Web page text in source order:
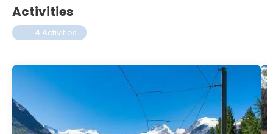
Activities
4 Activities